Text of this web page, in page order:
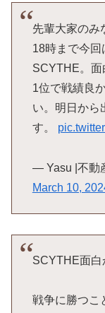
先輩大家のみ
18時まで今回
SCYTHE。面
1位で戦績良
い。明日から
す。
— Yasu |不動
March 10,
SCYTHE面白
戦争に勝つこ